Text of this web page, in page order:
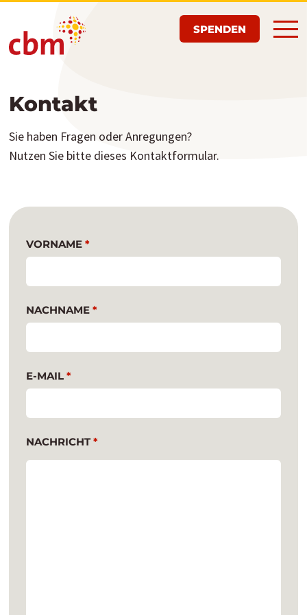
Zum
Hauptinhalt
SPENDEN
Kontakt
Sie haben Fragen oder Anregungen?
Nutzen Sie bitte dieses Kontaktformular.
VORNAME *
NACHNAME *
E-MAIL *
NACHRICHT *